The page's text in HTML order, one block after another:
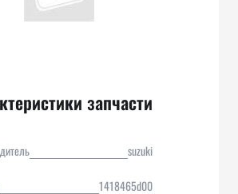
запчасти
suzuki
1418465d00